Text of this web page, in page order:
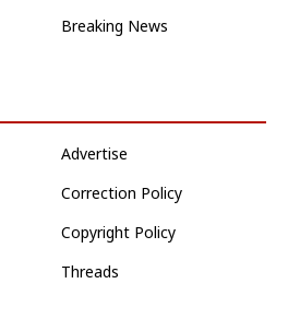
Breaking News
Advertise
Correction Policy
Copyright Policy
Threads